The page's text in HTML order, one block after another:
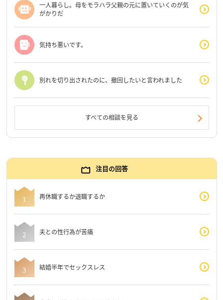
一人暮らし。母をモラハラ父親の元に置いていくのが気
がかりだ
気持ち悪いです。
別れを切り出されたのに、撤回したいと言われました
すべての相談を見る
注目の回答
再休職するか退職するか
夫との性行為が苦痛
結婚半年でセックスレス